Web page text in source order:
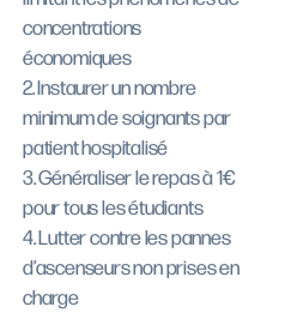
concentrations
économiques
2. Instaurer un nombre
minimum de soignants par
patient hospitalisé
3. Généraliser le repas à 1€
pour tous les étudiants
4. Lutter contre les pannes
d’ascenseurs non prises en
charge